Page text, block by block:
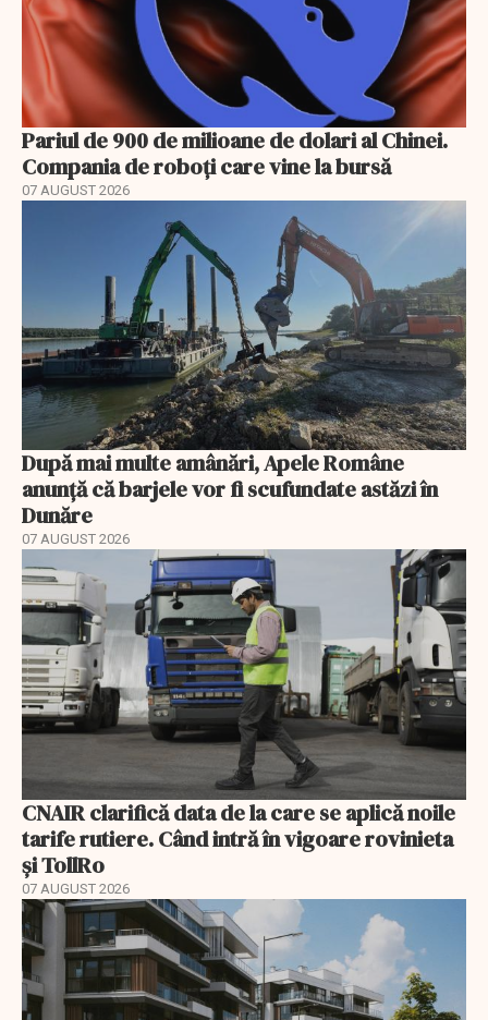
Pariul de 900 de milioane de dolari al Chinei.
Compania de roboți care vine la bursă
07 AUGUST 2026
După mai multe amânări, Apele Române
anunță că barjele vor fi scufundate astăzi în
Dunăre
07 AUGUST 2026
CNAIR clarifică data de la care se aplică noile
tarife rutiere. Când intră în vigoare rovinieta
și TollRo
07 AUGUST 2026